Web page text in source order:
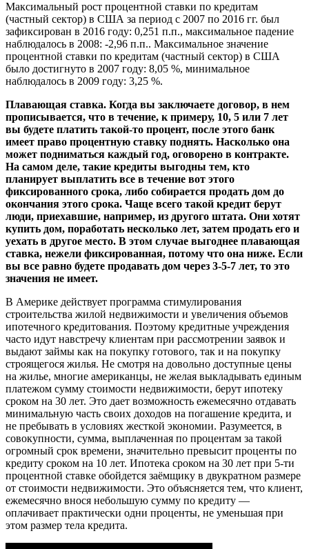
Максимальный рост процентной ставки по кредитам
(частный сектор) в США за период с 2007 по 2016 гг. был
зафиксирован в 2016 году: 0,251 п.п., максимальное падение
наблюдалось в 2008: -2,96 п.п.. Максимальное значение
процентной ставки по кредитам (частный сектор) в США
было достигнуто в 2007 году: 8,05 %, минимальное
наблюдалось в 2009 году: 3,25 %.
Плавающая ставка. Когда вы заключаете договор, в нем
прописывается, что в течение, к примеру, 10, 5 или 7 лет
вы будете платить такой-то процент, после этого банк
имеет право процентную ставку поднять. Насколько она
может подниматься каждый год, оговорено в контракте.
На самом деле, такие кредиты выгодны тем, кто
планирует выплатить все в течение вот этого
фиксированного срока, либо собирается продать дом до
окончания этого срока. Чаще всего такой кредит берут
люди, приехавшие, например, из другого штата. Они хотят
купить дом, поработать несколько лет, затем продать его и
уехать в другое место. В этом случае выгоднее плавающая
ставка, нежели фиксированная, потому что она ниже. Если
вы все равно будете продавать дом через 3-5-7 лет, то это
значения не имеет.
В Америке действует программа стимулирования
строительства жилой недвижимости и увеличения объемов
ипотечного кредитования. Поэтому кредитные учреждения
часто идут навстречу клиентам при рассмотрении заявок и
выдают займы как на покупку готового, так и на покупку
строящегося жилья. Не смотря на довольно доступные цены
на жилье, многие американцы, не желая выкладывать единым
платежом сумму стоимости недвижимости, берут ипотеку
сроком на 30 лет. Это дает возможность ежемесячно отдавать
минимальную часть своих доходов на погашение кредита, и
не пребывать в условиях жесткой экономии. Разумеется, в
совокупности, сумма, выплаченная по процентам за такой
огромный срок времени, значительно превысит проценты по
кредиту сроком на 10 лет. Ипотека сроком на 30 лет при 5-ти
процентной ставке обойдется заёмщику в двукратном размере
от стоимости недвижимости. Это объясняется тем, что клиент,
ежемесячно внося небольшую сумму по кредиту —
оплачивает практически одни проценты, не уменьшая при
этом размер тела кредита.